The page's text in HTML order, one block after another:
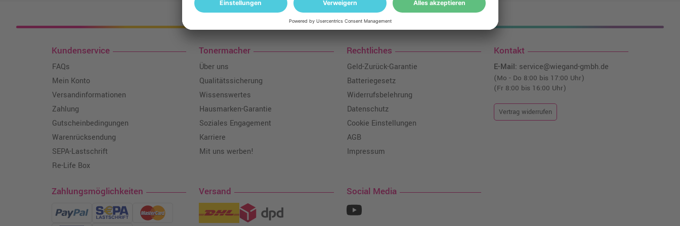
Kostenloser Versand: ab einem Ampertec Warenwert von 35€ liefern wir versandkostenfrei!¹
Kundenservice
FAQs
Mein Konto
Versandinformationen
Zahlung
Gutscheinbedingungen
Warenrücksendung
SEPA-Lastschrift
Re-Life Box
Tonermacher
Über uns
Qualitätssicherung
Wissenswertes
Hausmarken-Garantie
Soziales Engagement
Karriere
Mit uns werben!
Rechtliches
Geld-Zurück-Garantie
Batteriegesetz
Widerrufsbelehrung
Datenschutz
Cookie Einstellungen
AGB
Impressum
Kontakt
E-Mail: service@wiegand-gmbh.de
(Mo - Do 8:00 bis 17:00 Uhr)
(Fr 8:00 bis 16:00 Uhr)
Vertrag widerrufen
Zahlungsmöglichkeiten Versand Social Media